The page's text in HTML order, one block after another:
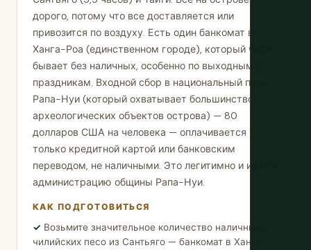
дорого, потому что все доставляется или
привозится по воздуху. Есть один банкомат в
Ханга-Роа (единственном городе), который часто
бывает без наличных, особенно по выходным и
праздникам. Входной сбор в национальный парк
Рапа-Нуи (который охватывает большинство
археологических объектов острова) — 80
долларов США на человека — оплачивается
только кредитной картой или банковским
переводом, не наличными. Это легитимно и идет в
администрацию общины Рапа-Нуи.
КАК ПОДГОТОВИТЬСЯ
Возьмите значительное количество наличных в
чилийских песо из Сантьяго — банкомат в Ханга-